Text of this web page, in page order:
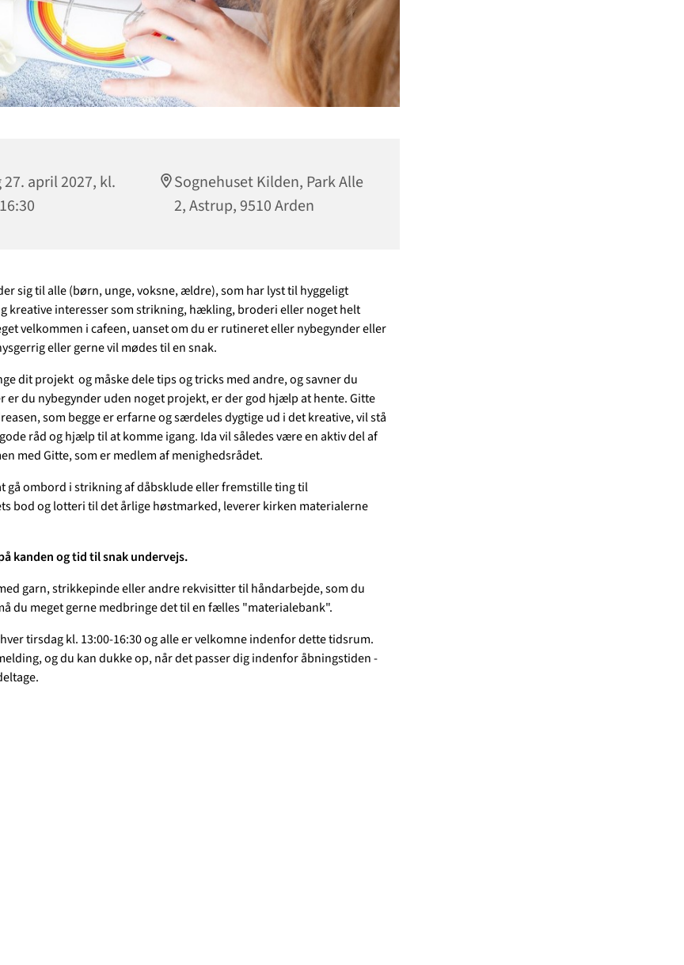
april 2027, kl.
Sognehuset Kilden, Park Alle
2, Astrup, 9510 Arden
sig til alle (børn, unge, voksne, ældre), som har lyst til hyggeligt
kreative interesser som strikning, hækling, broderi eller noget helt
velkommen i cafeen, uanset om du er rutineret eller nybegynder eller
eller gerne vil mødes til en snak.
dit projekt og måske dele tips og tricks med andre, og savner du
er du nybegynder uden noget projekt, er der god hjælp at hente. Gitte
som begge er erfarne og særdeles dygtige ud i det kreative, vil stå
råd og hjælp til at komme igang. Ida vil således være en aktiv del af
med Gitte, som er medlem af menighedsrådet.
gå ombord i strikning af dåbsklude eller fremstille ting til
bod og lotteri til det årlige høstmarked, leverer kirken materialerne
kanden og tid til snak undervejs.
garn, strikkepinde eller andre rekvisitter til håndarbejde, som du
du meget gerne medbringe det til en fælles "materialebank".
tirsdag kl. 13:00-16:30 og alle er velkomne indenfor dette tidsrum.
og du kan dukke op, når det passer dig indenfor åbningstiden -